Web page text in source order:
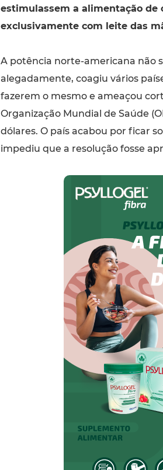
estimulassem a alimentação de
exclusivamente com leite das
A potência norte-americana não
alegadamente, coagiu vários
fazerem o mesmo e ameaçou
Organização Mundial de Saúde
dólares. O país acabou por ficar
impediu que a resolução fosse